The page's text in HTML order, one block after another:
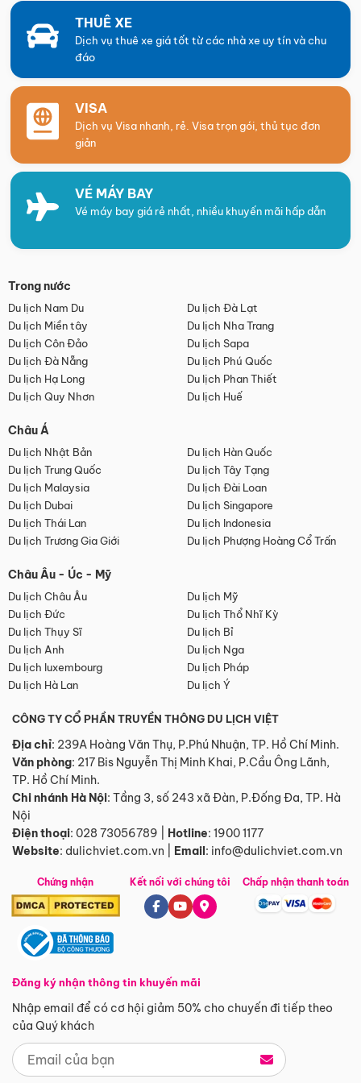
THUÊ XE
Dịch vụ thuê xe giá tốt từ các nhà xe uy tín và chu
đáo
VISA
Dịch vụ Visa nhanh, rẻ. Visa trọn gói, thủ tục đơn
giản
VÉ MÁY BAY
Vé máy bay giá rẻ nhất, nhiều khuyến mãi hấp dẫn
Trong nước
Du lịch Nam Du
Du lịch Đà Lạt
Du lịch Miền tây
Du lịch Nha Trang
Du lịch Côn Đảo
Du lịch Sapa
Du lịch Đà Nẵng
Du lịch Phú Quốc
Du lịch Hạ Long
Du lịch Phan Thiết
Du lịch Quy Nhơn
Du lịch Huế
Châu Á
Du lịch Nhật Bản
Du lịch Hàn Quốc
Du lịch Trung Quốc
Du lịch Tây Tạng
Du lịch Malaysia
Du lịch Đài Loan
Du lịch Dubai
Du lịch Singapore
Du lịch Thái Lan
Du lịch Indonesia
Du lịch Trương Gia Giới
Du lịch Phượng Hoàng Cổ Trấn
Châu Âu - Úc - Mỹ
Du lịch Châu Âu
Du lịch Mỹ
Du lịch Đức
Du lịch Thổ Nhĩ Kỳ
Du lịch Thụy Sĩ
Du lịch Bỉ
Du lịch Anh
Du lịch Nga
Du lịch luxembourg
Du lịch Pháp
Du lịch Hà Lan
Du lịch Ý
CÔNG TY CỔ PHẦN TRUYỀN THÔNG DU LỊCH VIỆT
Địa chỉ: 239A Hoàng Văn Thụ, P.Phú Nhuận, TP. Hồ Chí Minh.
Văn phòng: 217 Bis Nguyễn Thị Minh Khai, P.Cầu Ông Lãnh,
TP. Hồ Chí Minh.
Chi nhánh Hà Nội: Tầng 3, số 243 xã Đàn, P.Đống Đa, TP. Hà
Nội
Điện thoại: 028 73056789 Hotline: 1900 1177
Website: dulichviet.com.vn Email: info@dulichviet.com.vn
Chứng nhận
Đăng ký nhận thông tin khuyến mãi
Nhập email để có cơ hội giảm 50% cho chuyến đi tiếp theo
của Quý khách
Kết nối với chúng tôi Chấp nhận thanh toán